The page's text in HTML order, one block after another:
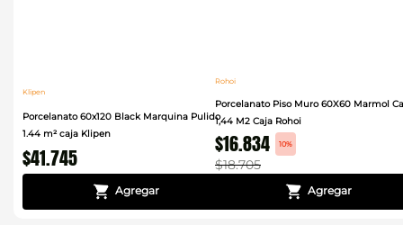
Klipen
Porcelanato 60x120 Black Marquina Pulido
1.44 m² caja Klipen
$41.745
Rohoi
Porcelanato Piso Muro 60X60 Marmol
1,44 M2 Caja Rohoi
$16.834 10%
$18.705